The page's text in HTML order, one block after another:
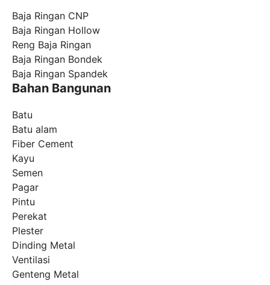
Baja Ringan CNP
Baja Ringan Hollow
Reng Baja Ringan
Baja Ringan Bondek
Baja Ringan Spandek
Bahan Bangunan
Batu
Batu alam
Fiber Cement
Kayu
Semen
Pagar
Pintu
Perekat
Plester
Dinding Metal
Ventilasi
Genteng Metal